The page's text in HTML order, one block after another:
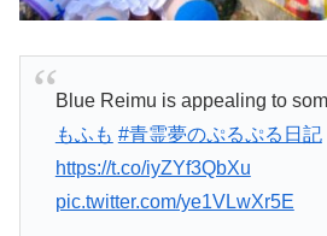
Blue Reimu is appealing to
もふも #青霊夢のぷるぷる日記
https://t.co/iyZYf3QbXu
pic.twitter.com/ye1VLwXr5E